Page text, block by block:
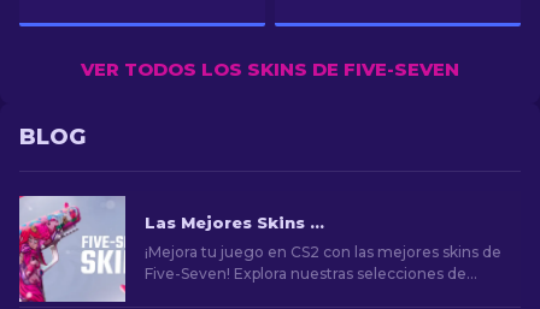
VER TODOS LOS SKINS DE FIVE-SEVEN
BLOG
Las Mejores Skins para Five-Seven en CS2 [2026]
¡Mejora tu juego en CS2 con las mejores skins de
Five-Seven! Explora nuestras selecciones de